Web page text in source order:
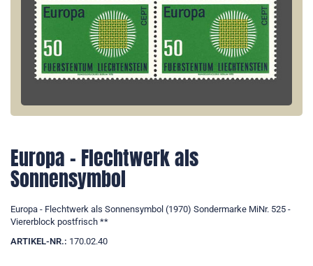
Europa - Flechtwerk als
Sonnensymbol
Europa - Flechtwerk als Sonnensymbol (1970) Sondermarke MiNr. 525 -
Viererblock postfrisch **
ARTIKEL-NR.: 170.02.40